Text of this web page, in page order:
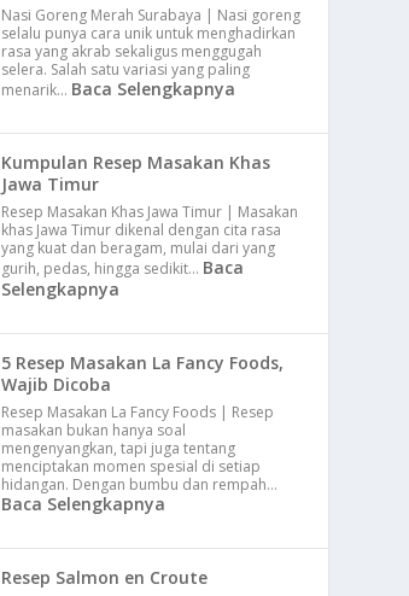
Nasi Goreng Merah Surabaya | Nasi goreng
selalu punya cara unik untuk menghadirkan
rasa yang akrab sekaligus menggugah
selera. Salah satu variasi yang paling
menarik… Baca Selengkapnya
Kumpulan Resep Masakan Khas
Jawa Timur
Resep Masakan Khas Jawa Timur | Masakan
khas Jawa Timur dikenal dengan cita rasa
yang kuat dan beragam, mulai dari yang
gurih, pedas, hingga sedikit… Baca
Selengkapnya
5 Resep Masakan La Fancy Foods,
Wajib Dicoba
Resep Masakan La Fancy Foods | Resep
masakan bukan hanya soal
mengenyangkan, tapi juga tentang
menciptakan momen spesial di setiap
hidangan. Dengan bumbu dan rempah…
Baca Selengkapnya
Resep Salmon en Croute